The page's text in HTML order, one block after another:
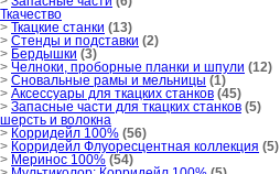
Ткачество
> Ткацкие станки (13)
> Стенды и подставки (2)
> Бердышки (3)
> Челноки, проборные планки и шпули (12)
> Сновальные рамы и мельницы (1)
> Аксессуары для ткацких станков (45)
> Запасные части для ткацких станков (5)
шерсть и волокна
> Корридейл 100% (56)
> Корридейл Флуоресцентная коллекция (5)
> Меринос 100% (54)